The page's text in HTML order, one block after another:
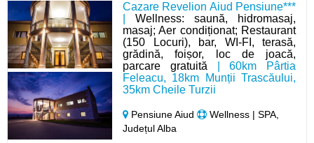
Cazare Revelion Aiud Pensiune***
|Wellness: saună, hidromasaj,
masaj; Aer condiționat; Restaurant
(150 Locuri), bar, WI-FI, terasă,
grădină, foișor, loc de joacă,
parcare gratuită | 60km Pârtia
Feleacu, 18km Munții Trascăului,
35km Cheile Turzii
Pensiune Aiud
Wellness | SPA,
Județul Alba